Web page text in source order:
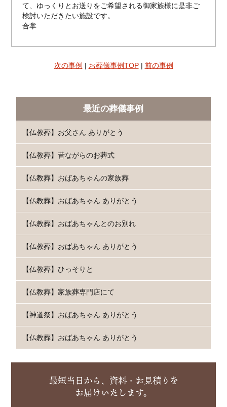
て、ゆっくりとお送りをご希望される御家族様に是非ご
検討いただきたい施設です。
合掌
次の事例 | お葬儀事例TOP| 前の事例
最近の葬儀事例
【仏教葬】お父さん ありがとう
【仏教葬】昔ながらのお葬式
【仏教葬】おばあちゃんの家族葬
【仏教葬】おばあちゃん ありがとう
【仏教葬】おばあちゃんとのお別れ
【仏教葬】おばあちゃん ありがとう
【仏教葬】ひっそりと
【仏教葬】家族葬専門店にて
【神道祭】おばあちゃん ありがとう
【仏教葬】おばあちゃん ありがとう
最短当日から、資料・お見積りを
お届けいたします。